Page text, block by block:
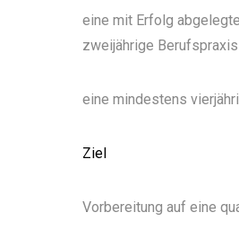
eine mit Erfolg
zweijährige
eine mindestens
Ziel
Vorbereitung auf eine